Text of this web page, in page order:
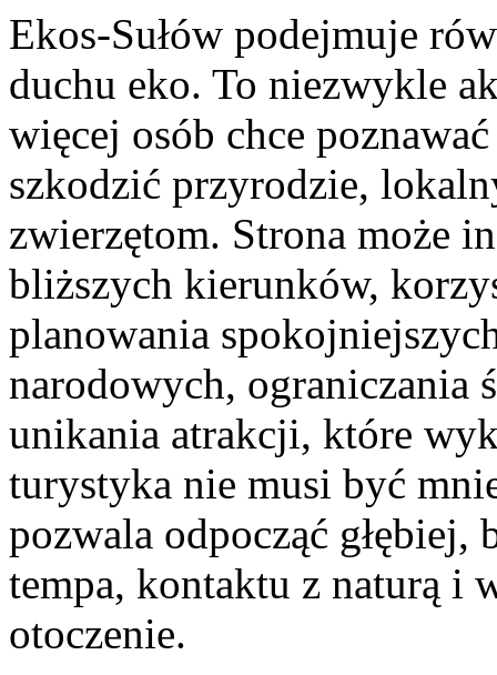
Ekos-Sułów podejmuje
duchu eko. To niezwykle
więcej osób chce
szkodzić przyrodzie,
zwierzętom. Strona może
bliższych kierunków,
planowania
narodowych, ograniczania
unikania atrakcji, które
turystyka nie musi być
pozwala odpocząć głębiej,
tempa, kontaktu z naturą i
otoczenie.